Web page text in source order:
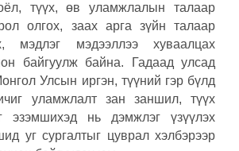
түүх, өв уламжлалын талаар
олгох, заах арга зүйн талаар
мэдлэг мэдээллээ хуваалцах
байгуулж байна. Гадаад улсад
Улсын иргэн, түүний гэр бүлд
уламжлалт зан заншил, түүх
эзэмшихэд нь дэмжлэг үзүүлэх
уг сургалтыг цуврал хэлбэрээр